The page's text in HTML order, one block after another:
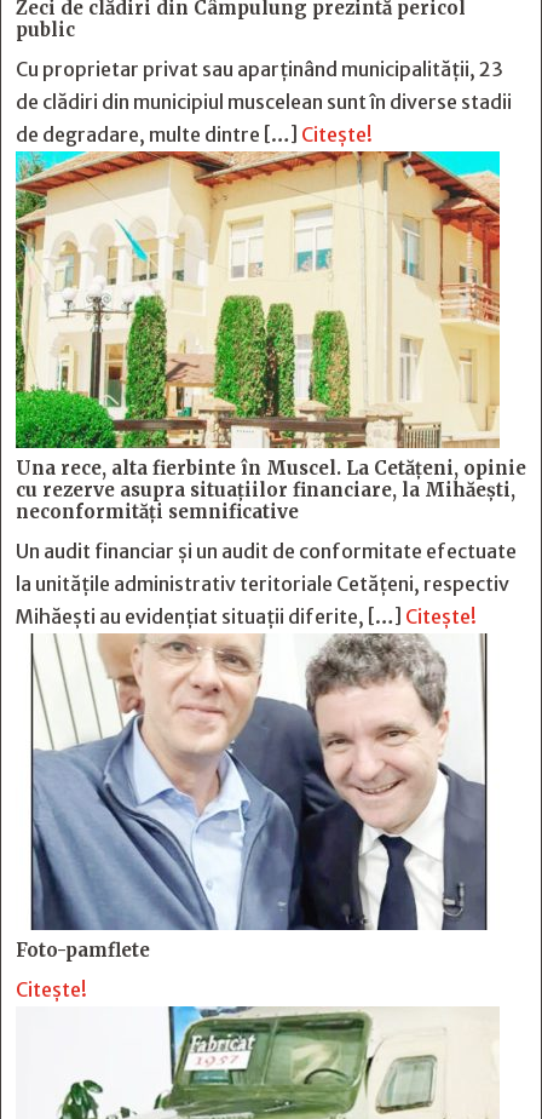
Zeci de clădiri din Câmpulung prezintă pericol
public
Cu proprietar privat sau aparținând municipalității, 23
de clădiri din municipiul muscelean sunt în diverse stadii
de degradare, multe dintre […] Citește!
Una rece, alta fierbinte în Muscel. La Cetăţeni, opinie
cu rezerve asupra situaţiilor financiare, la Mihăeşti,
neconformităţi semnificative
Un audit financiar și un audit de conformitate efectuate
la unitățile administrativ teritoriale Cetățeni, respectiv
Mihăești au evidențiat situații diferite, […] Citește!
Foto-pamflete
Citește!